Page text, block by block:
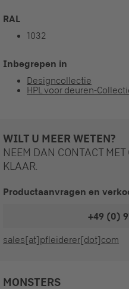
RAL
1032
Inbegrepen in
Designcollectie
HPL voor deuren-
WILT U MEER WETEN?
NEEM DAN CONTACT
KLAAR.
Productaanvragen en
+49 (0)
sales[at]pfleiderer[dot]com
MONSTERS